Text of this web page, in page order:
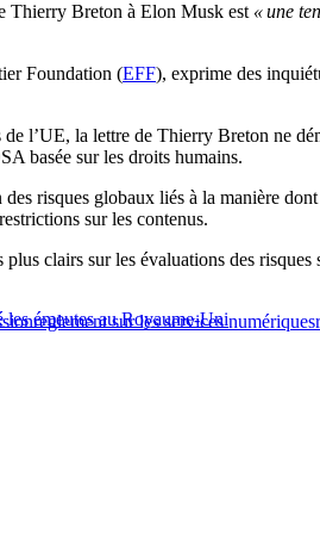
Thierry Breton à Elon Musk est « une
Foundation (EFF), exprime des
l’UE, la lettre de Thierry Breton ne
basée sur les droits humains.
risques globaux liés à la manière
sur les contenus.
clairs sur les évaluations des risques
émeutes au Royaume-Uni
reglement sur les services numériques